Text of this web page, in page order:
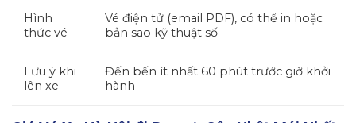
Hình
thức vé
Vé điện tử (email PDF), có thể in hoặc
bản sao kỹ thuật số
Lưu ý khi
lên xe
Đến bến ít nhất 60 phút trước giờ khởi
hành